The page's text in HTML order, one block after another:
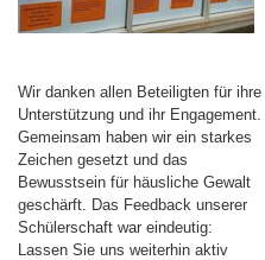
Wir danken allen Beteiligten für ihre
Unterstützung und ihr Engagement.
Gemeinsam haben wir ein starkes
Zeichen gesetzt und das
Bewusstsein für häusliche Gewalt
geschärft. Das Feedback unserer
Schülerschaft war eindeutig:
Lassen Sie uns weiterhin aktiv